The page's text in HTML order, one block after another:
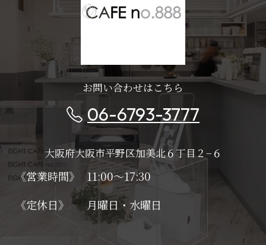
お問い合わせはこちら
06-6793-3777
大阪府大阪市平野区加美北６丁目２−６
《営業時間》
11:00～17:30
《定休日》 月曜日・水曜日